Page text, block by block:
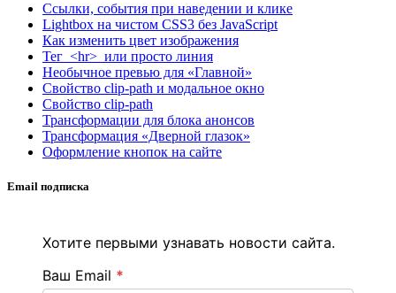
Ссылки, события при наведении и клике
Lightbox на чистом CSS3 без JavaScript
Как изменить цвет изображения
Тег <hr> или просто линия
Необычное превью для «Главной»
Свойство clip-path и модальное окно
Свойство clip-path
Трансформации для блока анонсов
Трансформация «Дверной глазок»
Оформление кнопок на сайте
Email подписка
Хотите первыми узнавать новости сайта.
Ваш Email *